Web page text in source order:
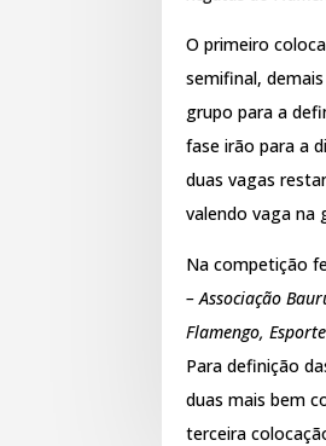
O primeiro
semifinal,
grupo para a
fase irão para a
duas vagas
valendo vaga na
Na competição
– Associação
Flamengo,
Para definição
duas mais bem
terceira